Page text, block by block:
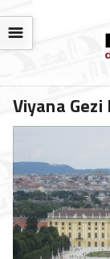
☰
Viyana